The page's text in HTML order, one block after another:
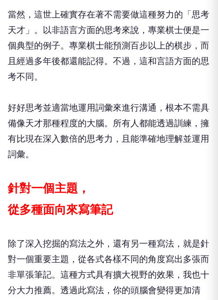
當然，這世上確實存在著不需要做這種努力的「思考
天才」。以非語言方面的思考來說，專業棋士便是一
個典型的例子。專業棋士能預測百步以上的棋步，而
且經過多年後都還能記得。不過，這和言語方面的思
考不同。
好好思考並適當地運用詞彙來進行溝通，根本不需具
備像天才那種程度的大腦。所有人都能透過訓練，擁
有比現在深入數倍的思考力，且能準確地理解並運用
詞彙。
針對一個主題，
從多種面向來寫筆記
除了深入挖掘的寫法之外，還有另一種寫法，就是針
對一個重要主題，從各式各樣不同的角度寫出多張而
非單張筆記。這種方式具有擴大視野的效果，我也十
分大力推薦。透過此寫法，你的頭腦會變得更加清